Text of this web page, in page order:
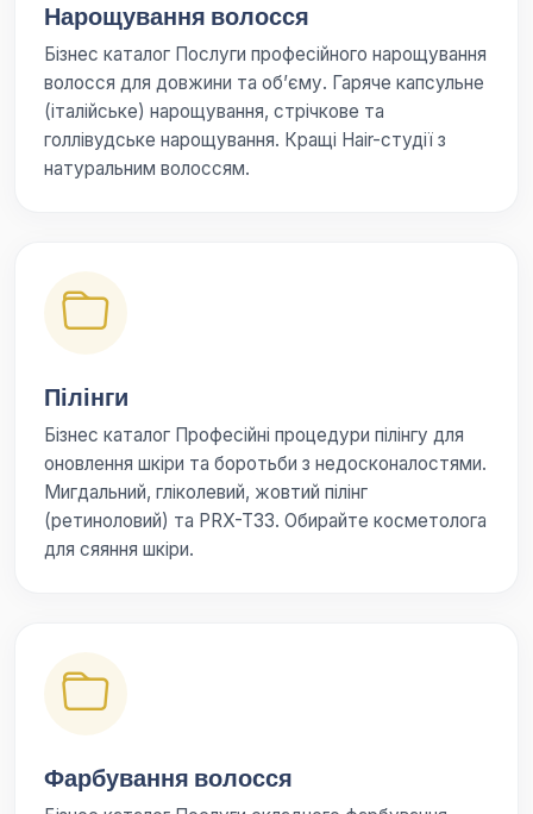
Нарощування волосся
Бізнес каталог Послуги професійного нарощування
волосся для довжини та об’єму. Гаряче капсульне
(італійське) нарощування, стрічкове та
голлівудське нарощування. Кращі Hair-студії з
натуральним волоссям.
Пілінги
Бізнес каталог Професійні процедури пілінгу для
оновлення шкіри та боротьби з недосконалостями.
Мигдальний, гліколевий, жовтий пілінг
(ретиноловий) та PRX-T33. Обирайте косметолога
для сяяння шкіри.
Фарбування волосся